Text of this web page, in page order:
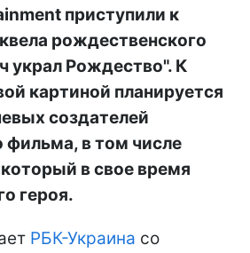
приступили к
рождественского
украл Рождество". К
картиной планируется
создателей
фильма, в том числе
в свое время
героя.
РБК-Украина со